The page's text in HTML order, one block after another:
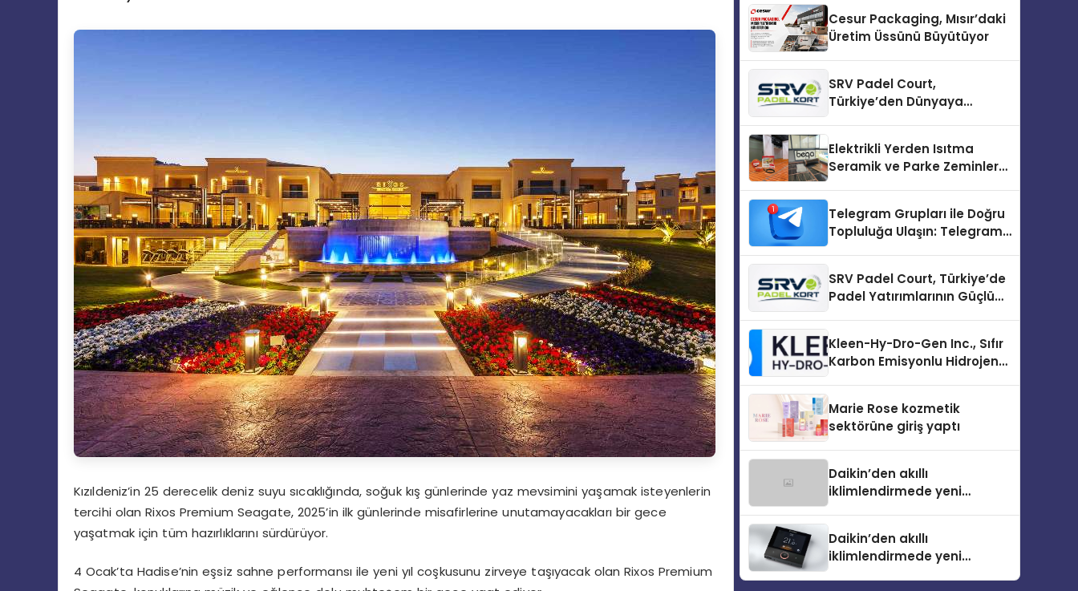
Kızıldeniz’in 25 derecelik deniz suyu sıcaklığında, soğuk kış günlerinde yaz mevsimini yaşamak isteyenlerin
tercihi olan Rixos Premium Seagate, 2025’in ilk günlerinde misafirlerine unutamayacakları bir gece
yaşatmak için tüm hazırlıklarını sürdürüyor.
4 Ocak’ta Hadise’nin eşsiz sahne performansı ile yeni yıl coşkusunu zirveye taşıyacak olan Rixos Premium
Cesur Packaging, Mısır’daki
Üretim Üssünü Büyütüyor
SRV Padel Court,
Türkiye’den Dünyaya
Elektrikli Yerden Isıtma
Seramik ve Parke Zeminler
Telegram Grupları ile Doğru
Topluluğa Ulaşın: Telegram
SRV Padel Court, Türkiye’de
Padel Yatırımlarının Güçlü
Kleen-Hy-Dro-Gen Inc., Sıfır
Karbon Emisyonlu Hidrojen
Aldı
Marie Rose kozmetik
sektörüne giriş yaptı
Daikin’den akıllı
iklimlendirmede yeni
Daikin’den akıllı
iklimlendirmede yeni